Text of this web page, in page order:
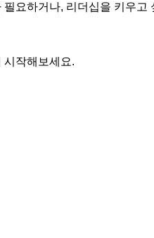
요하거나, 리더십을 키우
시작해보세요.